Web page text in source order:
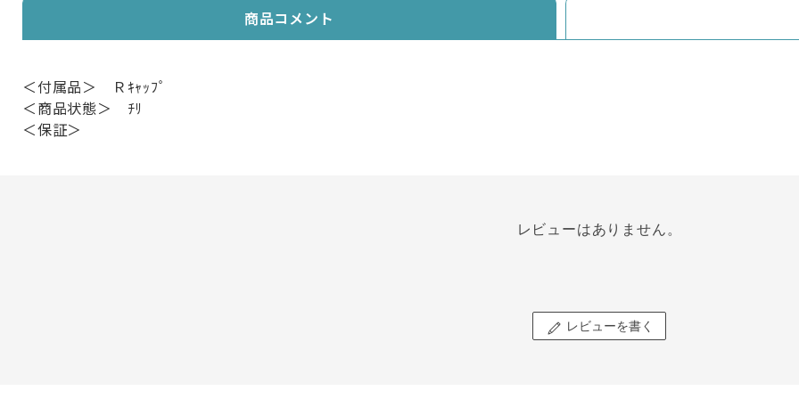
商品コメント
＜付属品＞ Ｒｷｬｯﾌﾟ
＜商品状態＞ ﾁﾘ
＜保証＞
レビューはありません。
レビューを書く